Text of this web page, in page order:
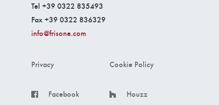
Tel +39 0322 835493
Fax +39 0322 836329
info@frisone.com
Privacy Cookie Policy
Facebook Houzz